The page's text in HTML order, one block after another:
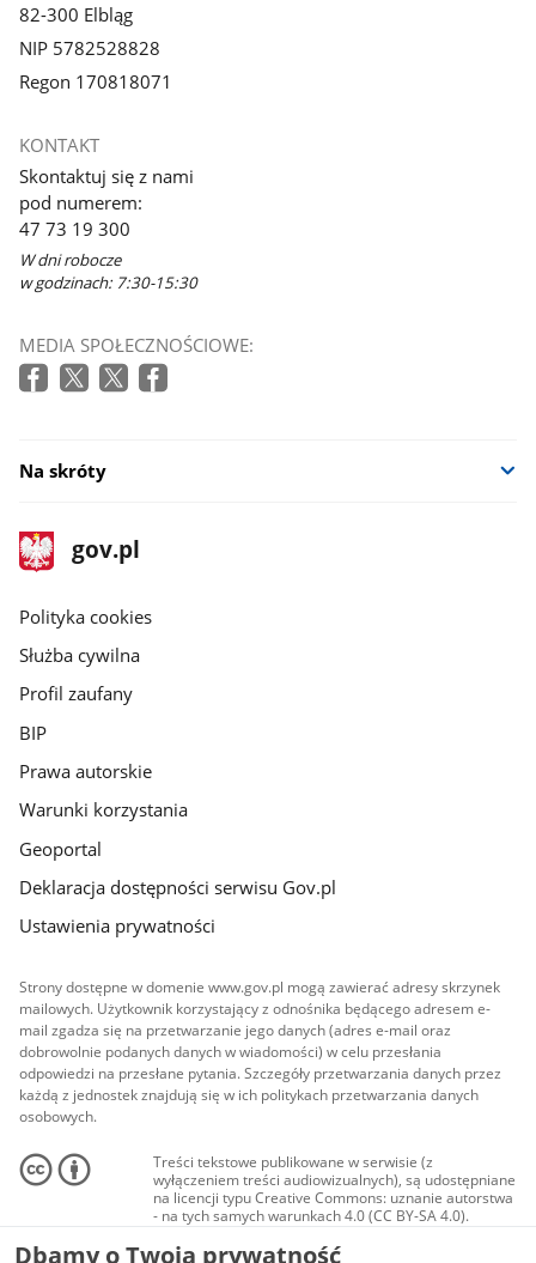
82-300 Elbląg
NIP 5782528828
Regon 170818071
KONTAKT
Skontaktuj się z nami
pod numerem:
47 73 19 300
W dni robocze
w godzinach: 7:30-15:30
MEDIA SPOŁECZNOŚCIOWE:
Na skróty
stopka
gov.pl
Strona
gov.pl
gov.pl
Polityka cookies
Służba cywilna
Profil zaufany
BIP
Prawa autorskie
Warunki korzystania
Geoportal
Deklaracja dostępności serwisu Gov.pl
Ustawienia prywatności
Strony dostępne w domenie www.gov.pl mogą zawierać adresy skrzynek
mailowych. Użytkownik korzystający z odnośnika będącego adresem e-
mail zgadza się na przetwarzanie jego danych (adres e-mail oraz
dobrowolnie podanych danych w wiadomości) w celu przesłania
odpowiedzi na przesłane pytania. Szczegóły przetwarzania danych przez
każdą z jednostek znajdują się w ich politykach przetwarzania danych
osobowych.
Treści tekstowe publikowane w serwisie (z
wyłączeniem treści audiowizualnych), są udostępniane
na licencji typu Creative Commons: uznanie autorstwa
- na tych samych warunkach 4.0 (CC BY-SA 4.0).
Materiały audiowizualne, w tym zdjęcia, materiały
audio i wideo, są udostępniane na licencji typu
Dbamy o Twoją prywatność